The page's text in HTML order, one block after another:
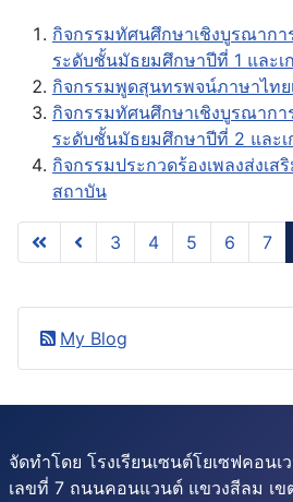
กิจกรรมทัศนศึกษาเชิงบูรณากา
ระดับชั้นมัธยมศึกษาปีที่ 1 และเ
กิจกรรมพูดสุนทรพจน์ภาษาไทย
กิจกรรมทัศนศึกษาเชิงบูรณากา
ระดับชั้นมัธยมศึกษาปีที่ 2 และเ
กิจกรรมประกวดร้องเพลงส่งเ
สถาบัน
3 4 5 6 7
My Blog
จัดทำโดย โรงเรียนเซนต์โยเซฟคอนเ
เลขที่ 7 ถนนคอนแวนต์ แขวงสีลม เข